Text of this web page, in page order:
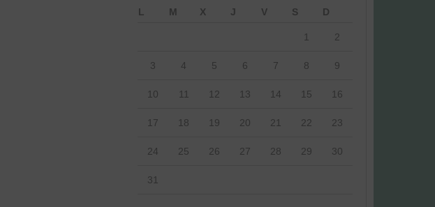
L
M X J V S D
1 2
3 4 5 6 7 8 9
10 11 12 13 14 15 16
17 18 19 20 21 22 23
24 25 26 27 28 29 30
31